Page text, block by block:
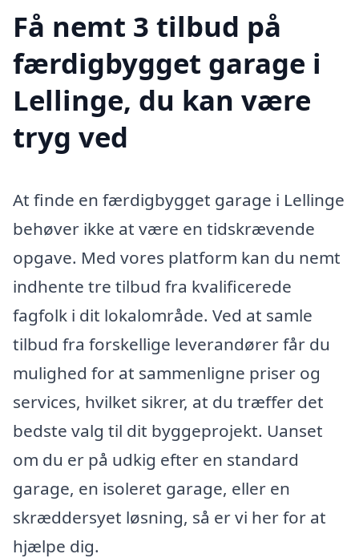
Få nemt 3 tilbud på
færdigbygget garage i
Lellinge, du kan være
tryg ved
At finde en færdigbygget garage i Lellinge
behøver ikke at være en tidskrævende
opgave. Med vores platform kan du nemt
indhente tre tilbud fra kvalificerede
fagfolk i dit lokalområde. Ved at samle
tilbud fra forskellige leverandører får du
mulighed for at sammenligne priser og
services, hvilket sikrer, at du træffer det
bedste valg til dit byggeprojekt. Uanset
om du er på udkig efter en standard
garage, en isoleret garage, eller en
skræddersyet løsning, så er vi her for at
hjælpe dig.